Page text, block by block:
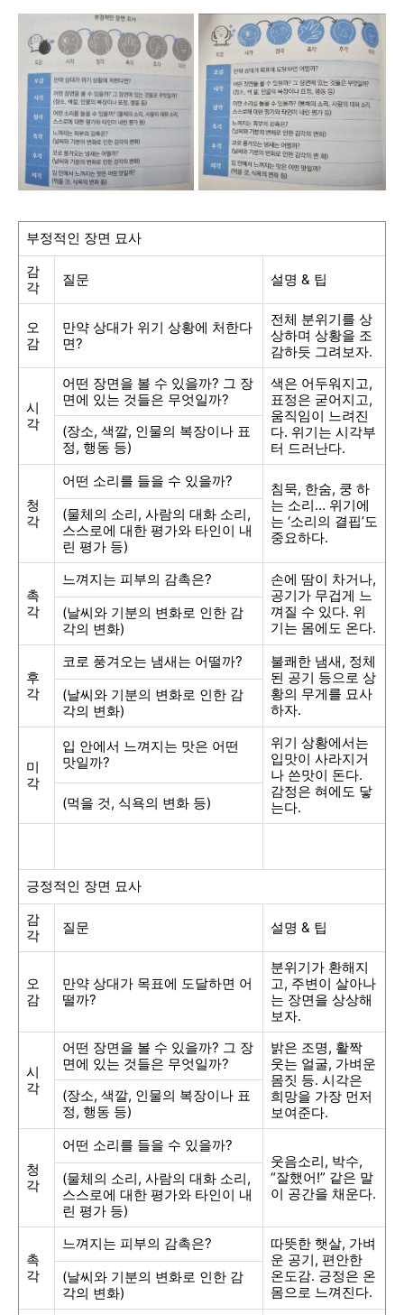
부정적인 장면 묘사
감
각
질문 설명 & 팁
오
감
만약 상대가 위기 상황에 처한다
면?
전체 분위기를 상
상하며 상황을 조
감하듯 그려보자.
시
각
어떤 장면을 볼 수 있을까? 그 장
면에 있는 것들은 무엇일까?
색은 어두워지고,
표정은 굳어지고,
움직임이 느려진
다. 위기는 시각부
터 드러난다.
(장소, 색깔, 인물의 복장이나 표
정, 행동 등)
청
각
어떤 소리를 들을 수 있을까? 침묵, 한숨, 쿵 하
는 소리… 위기에
는 ‘소리의 결핍’도
중요하다.
(물체의 소리, 사람의 대화 소리,
스스로에 대한 평가와 타인이 내
린 평가 등)
촉
각
느껴지는 피부의 감촉은? 손에 땀이 차거나,
공기가 무겁게 느
껴질 수 있다. 위
기는 몸에도 온다.
(날씨와 기분의 변화로 인한 감
각의 변화)
후
각
코로 풍겨오는 냄새는 어떨까? 불쾌한 냄새, 정체
된 공기 등으로 상
황의 무게를 묘사
하자.
(날씨와 기분의 변화로 인한 감
각의 변화)
미
각
입 안에서 느껴지는 맛은 어떤
맛일까?
위기 상황에서는
입맛이 사라지거
나 쓴맛이 돈다.
감정은 혀에도 닿
는다.
(먹을 것, 식욕의 변화 등)
긍정적인 장면 묘사
감
각
질문 설명 & 팁
오
감
만약 상대가 목표에 도달하면 어
떨까?
분위기가 환해지
고, 주변이 살아나
는 장면을 상상해
보자.
시
각
어떤 장면을 볼 수 있을까? 그 장
면에 있는 것들은 무엇일까?
밝은 조명, 활짝
웃는 얼굴, 가벼운
몸짓 등. 시각은
희망을 가장 먼저
보여준다.
(장소, 색깔, 인물의 복장이나 표
정, 행동 등)
청
각
어떤 소리를 들을 수 있을까?
웃음소리, 박수,
“잘했어!” 같은 말
이 공간을 채운다.
(물체의 소리, 사람의 대화 소리,
스스로에 대한 평가와 타인이 내
린 평가 등)
촉
각
느껴지는 피부의 감촉은? 따뜻한 햇살, 가벼
운 공기, 편안한
온도감. 긍정은 온
몸으로 느껴진다.
(날씨와 기분의 변화로 인한 감
각의 변화)